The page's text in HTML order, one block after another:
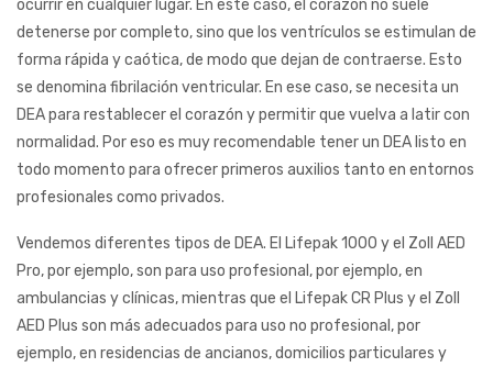
ocurrir en cualquier lugar. En este caso, el corazón no suele
detenerse por completo, sino que los ventrículos se estimulan de
forma rápida y caótica, de modo que dejan de contraerse. Esto
se denomina fibrilación ventricular. En ese caso, se necesita un
DEA para restablecer el corazón y permitir que vuelva a latir con
normalidad. Por eso es muy recomendable tener un DEA listo en
todo momento para ofrecer primeros auxilios tanto en entornos
profesionales como privados.
Vendemos diferentes tipos de DEA. El Lifepak 1000 y el Zoll AED
Pro, por ejemplo, son para uso profesional, por ejemplo, en
ambulancias y clínicas, mientras que el Lifepak CR Plus y el Zoll
AED Plus son más adecuados para uso no profesional, por
ejemplo, en residencias de ancianos, domicilios particulares y